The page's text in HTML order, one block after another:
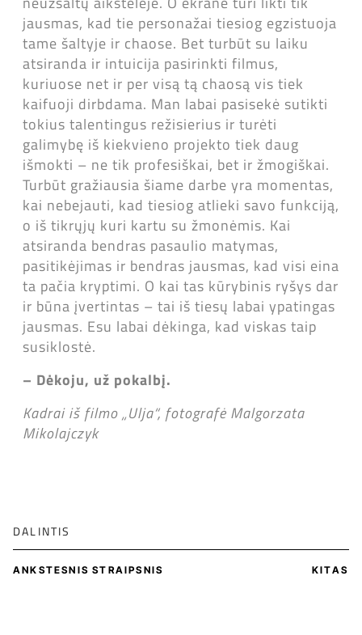
jausmas, kad tie personažai tiesiog egzistuoja
tame šaltyje ir chaose. Bet turbūt su laiku
atsiranda ir intuicija pasirinkti filmus,
kuriuose net ir per visą tą chaosą vis tiek
kaifuoji dirbdama. Man labai pasisekė sutikti
tokius talentingus režisierius ir turėti
galimybę iš kiekvieno projekto tiek daug
išmokti – ne tik profesiškai, bet ir žmogiškai.
Turbūt gražiausia šiame darbe yra momentas,
kai nebejauti, kad tiesiog atlieki savo funkciją,
o iš tikrųjų kuri kartu su žmonėmis. Kai
atsiranda bendras pasaulio matymas,
pasitikėjimas ir bendras jausmas, kad visi eina
ta pačia kryptimi. O kai tas kūrybinis ryšys dar
ir būna įvertintas – tai iš tiesų labai ypatingas
jausmas. Esu labai dėkinga, kad viskas taip
susiklostė.
– Dėkoju, už pokalbį.
Kadrai iš filmo „Ulja“, fotografė Malgorzata
Mikolajczyk
DALINTIS
ANKSTESNIS STRAIPSNIS KITAS